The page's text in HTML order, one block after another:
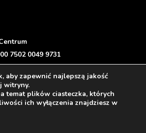
7502 0049 9731
/Privacy Policy
aby zapewnić najlepszą jakość
witryny.
temat plików ciasteczka, których
ich wyłączenia znajdziesz w